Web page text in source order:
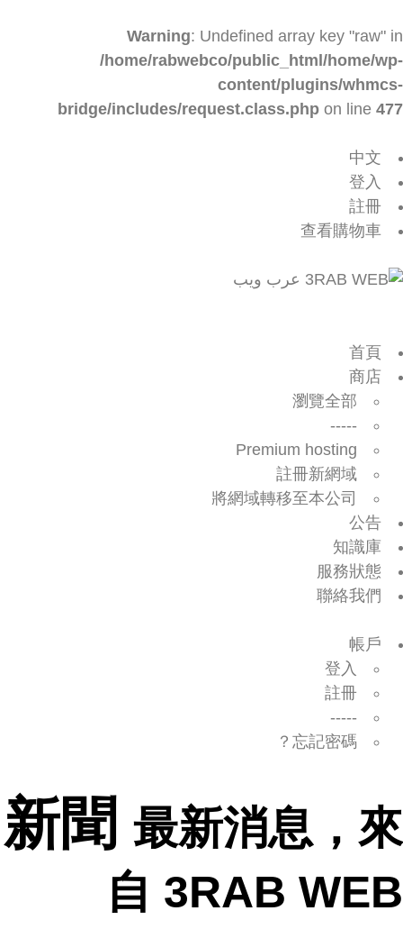
Warning: Undefined array key "raw" in
/home/rabwebco/public_html/home/wp-
content/plugins/whmcs-
bridge/includes/request.class.php on line 477
中文
登入
註冊
查看購物車
首頁
商店
瀏覽全部
-----
Premium hosting
註冊新網域
將網域轉移至本公司
公告
知識庫
服務狀態
聯絡我們
帳戶
登入
註冊
-----
忘記密碼？
新聞 最新消息，來
自 3RAB WEB